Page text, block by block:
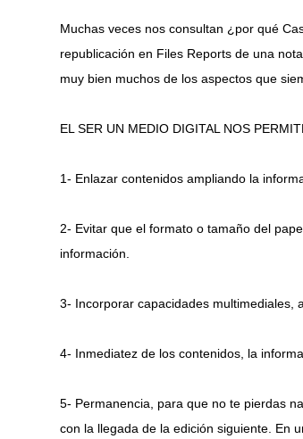
Muchas veces nos consultan ¿por qué
republicación en Files Reports de una
muy bien muchos de los aspectos que
EL SER UN MEDIO DIGITAL NOS
1- Enlazar contenidos ampliando la
2- Evitar que el formato o tamaño del
información.
3- Incorporar capacidades multimediales,
4- Inmediatez de los contenidos, la
5- Permanencia, para que no te pierdas
con la llegada de la edición siguiente. En